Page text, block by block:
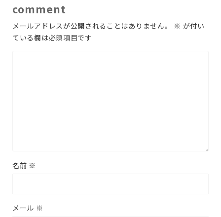
comment
メールアドレスが公開されることはありません。 ※ が付い
ている欄は必須項目です
名前 ※
メール ※